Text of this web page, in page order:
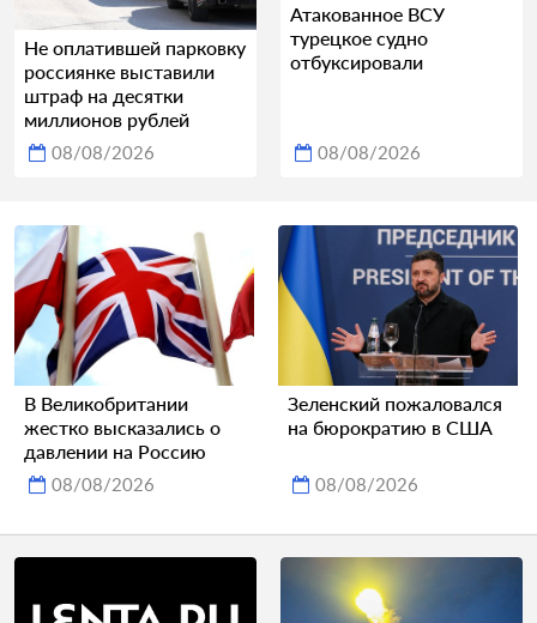
Не оплатившей парковку
россиянке выставили
штраф на десятки
миллионов рублей
08/08/2026
Атакованное ВСУ
турецкое судно
отбуксировали
08/08/2026
В Великобритании
жестко высказались о
давлении на Россию
08/08/2026
Зеленский пожаловался
на бюрократию в США
08/08/2026